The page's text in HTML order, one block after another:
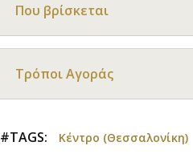
Που βρίσκεται
Τρόποι Αγοράς
#TAGS: Κέντρο (Θεσσαλονίκη)